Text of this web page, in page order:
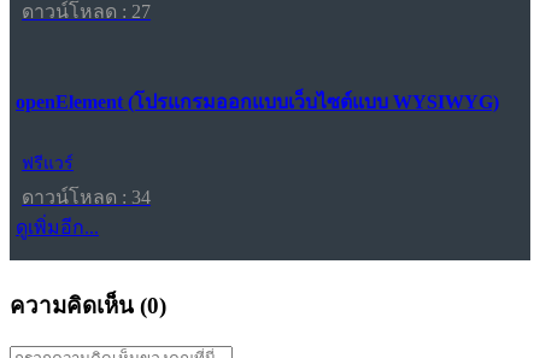
ดาวน์โหลด : 27
openElement (โปรแกรมออกแบบเว็บไซต์แบบ WYSIWYG)
ฟรีแวร์
ดาวน์โหลด : 34
ดูเพิ่มอีก...
ความคิดเห็น (0)